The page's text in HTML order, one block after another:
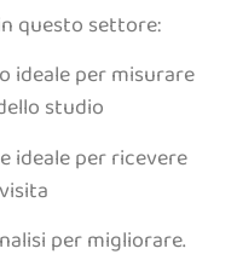
questo settore:
ideale per misurare
studio
ideale per ricevere
per migliorare.